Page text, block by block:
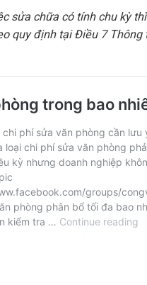
sửa chữa có tính chu kỳ
quy định tại Điều 7